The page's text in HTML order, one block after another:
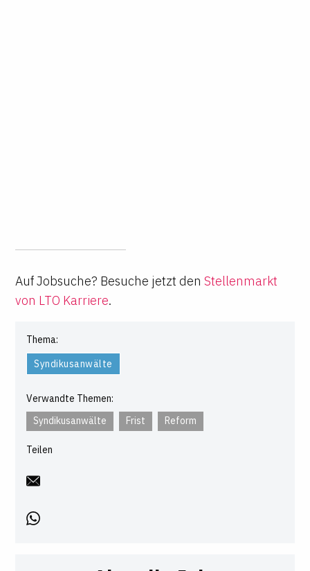
Auf Jobsuche? Besuche jetzt den Stellenmarkt
von LTO Karriere.
Thema:
Syndikusanwälte
Verwandte Themen:
Syndikusanwälte
Frist Reform
Teilen